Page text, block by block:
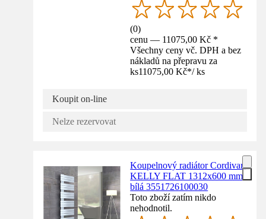
(0)
cenu — 11075,00 Kč *
Všechny ceny vč. DPH a bez
nákladů na přepravu za
ks11075,00 Kč*/ ks
Koupit on-line
Nelze rezervovat
Koupelnový radiátor Cordivari
KELLY FLAT 1312x600 mm
bílá 3551726100030
Toto zboží zatím nikdo
nehodnotil.